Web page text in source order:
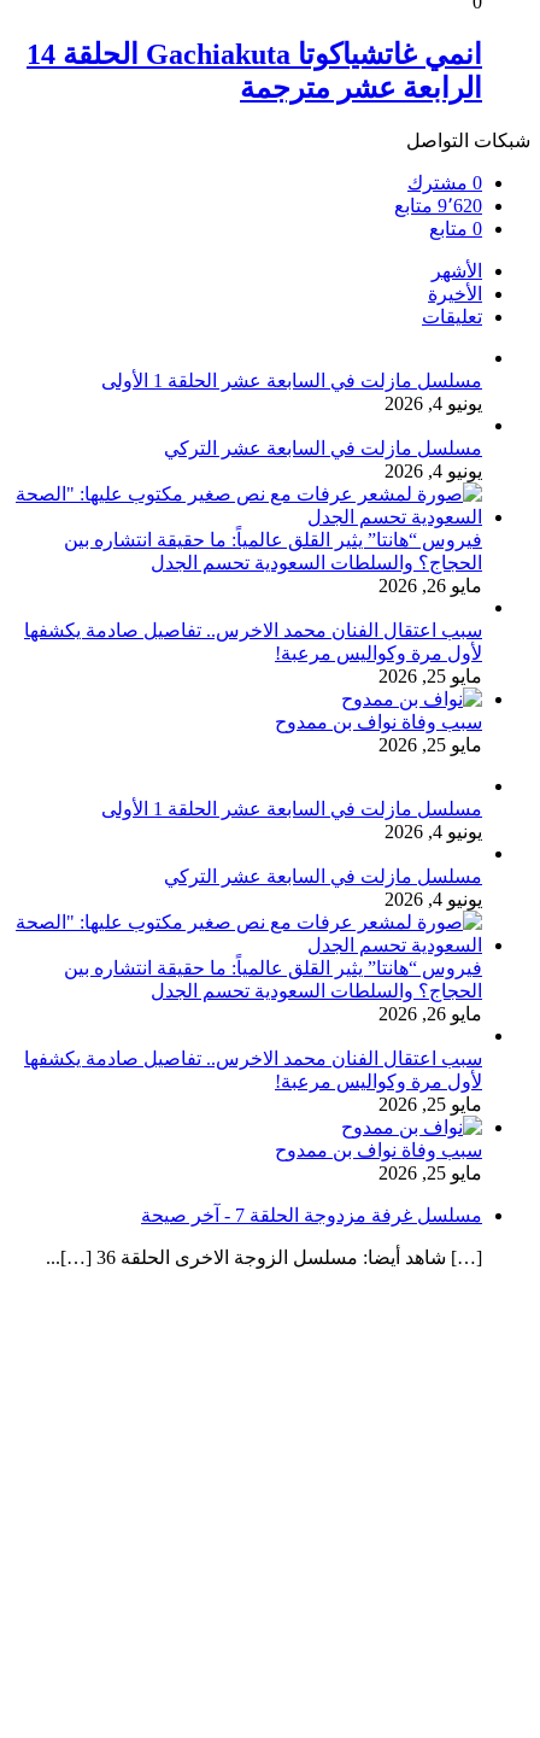
انمي غاتشياكوتا Gachiakuta الحلقة 14
الرابعة عشر مترجمة
شبكات التواصل
0 مشترك
9٬620 متابع
0 متابع
الأشهر
الأخيرة
تعليقات
مسلسل مازلت في السابعة عشر الحلقة 1 الأولى
يونيو 4, 2026
مسلسل مازلت في السابعة عشر التركي
يونيو 4, 2026
فيروس “هانتا” يثير القلق عالمياً: ما حقيقة انتشاره بين
الحجاج؟ والسلطات السعودية تحسم الجدل
مايو 26, 2026
سبب اعتقال الفنان محمد الاخرس.. تفاصيل صادمة يكشفها
لأول مرة وكواليس مرعبة!
مايو 25, 2026
سبب وفاة نواف بن ممدوح
مايو 25, 2026
مسلسل مازلت في السابعة عشر الحلقة 1 الأولى
يونيو 4, 2026
مسلسل مازلت في السابعة عشر التركي
يونيو 4, 2026
فيروس “هانتا” يثير القلق عالمياً: ما حقيقة انتشاره بين
الحجاج؟ والسلطات السعودية تحسم الجدل
مايو 26, 2026
سبب اعتقال الفنان محمد الاخرس.. تفاصيل صادمة يكشفها
لأول مرة وكواليس مرعبة!
مايو 25, 2026
سبب وفاة نواف بن ممدوح
مايو 25, 2026
مسلسل غرفة مزدوجة الحلقة 7 - آخر صيحة
[…] شاهد أيضا: مسلسل الزوجة الاخرى الحلقة 36 […]...